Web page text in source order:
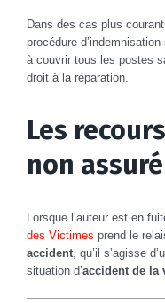
Dans des cas plus
procédure
à couvrir tous les postes
droit à la réparation.
Les
non assuré
Lorsque l’auteur est en
des Victimes prend le
accident , qu’il s’agisse
situation d’accident de la